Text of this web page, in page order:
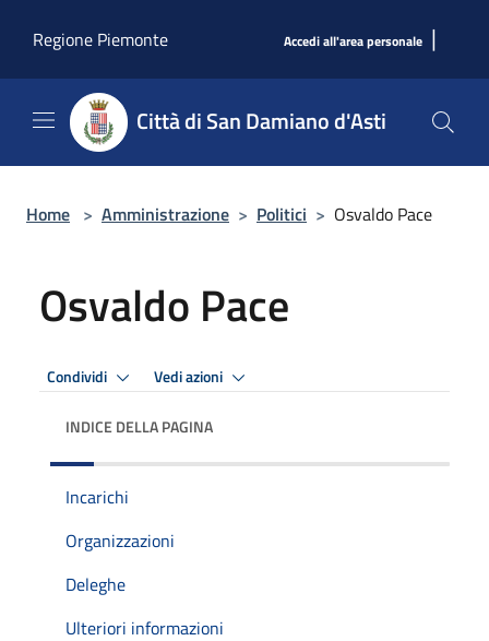
Regione Piemonte
Accedi all'area personale |
Città di San Damiano d'Asti
Home > Amministrazione > Politici > Osvaldo Pace
Osvaldo Pace
Condividi Vedi azioni
INDICE DELLA PAGINA
Incarichi
Organizzazioni
Deleghe
Ulteriori informazioni